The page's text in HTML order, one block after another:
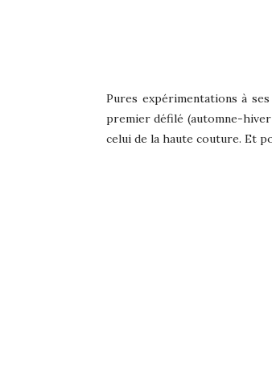
Pures expérimentations à
premier défilé (automne-
celui de la haute couture. Et